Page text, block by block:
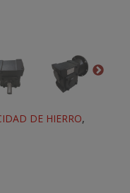
DE HIERRO,